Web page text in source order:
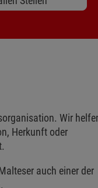
Wir
Herkunft oder
auch einer der